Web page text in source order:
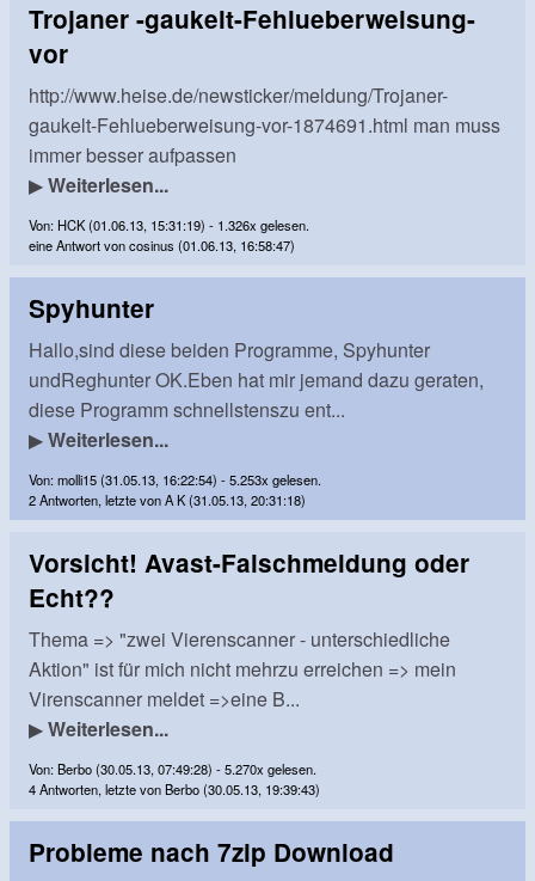
Trojaner -gaukelt-Fehlueberweisung-
vor
http://www.heise.de/newsticker/meldung/Trojaner-
gaukelt-Fehlueberweisung-vor-1874691.html man muss
immer besser aufpassen
▶Weiterlesen...
Von: HCK (01.06.13, 15:31:19) - 1.326x gelesen.
eine Antwort von cosinus (01.06.13, 16:58:47)
Spyhunter
Hallo,sind diese beiden Programme, Spyhunter
undReghunter OK.Eben hat mir jemand dazu geraten,
diese Programm schnellstenszu ent...
▶Weiterlesen...
Von: molli15 (31.05.13, 16:22:54) - 5.253x gelesen.
2 Antworten, letzte von A K (31.05.13, 20:31:18)
Vorsicht! Avast-Falschmeldung oder
Echt??
Thema => "zwei Vierenscanner - unterschiedliche
Aktion" ist für mich nicht mehrzu erreichen => mein
Virenscanner meldet =>eine B...
▶Weiterlesen...
Von: Berbo (30.05.13, 07:49:28) - 5.270x gelesen.
4 Antworten, letzte von Berbo (30.05.13, 19:39:43)
Probleme nach 7zip Download